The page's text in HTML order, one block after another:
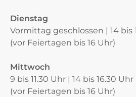
Dienstag
Vormittag geschlossen | 14 bis
(vor Feiertagen bis 16 Uhr)
Mittwoch
9 bis 11.30 Uhr | 14 bis 16.30 Uhr
(vor Feiertagen bis 16 Uhr)